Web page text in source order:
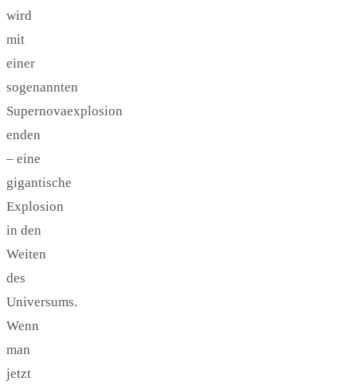
wird
mit
einer
sogenannten
Supernovaexplosion
enden
– eine
gigantische
Explosion
in den
Weiten
des
Universums.
Wenn
man
jetzt